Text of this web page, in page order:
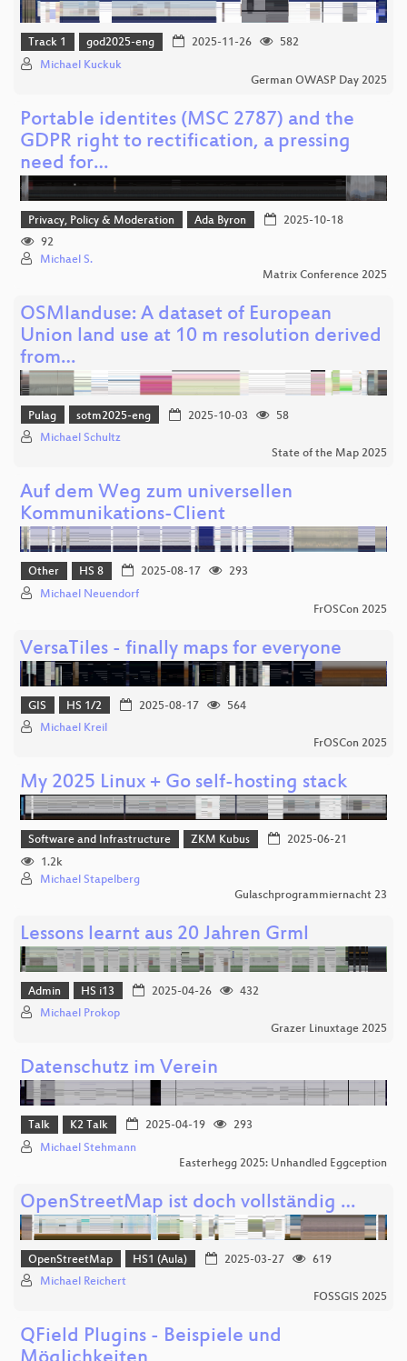
Track 1 god2025-eng 2025-11-26
582
Michael Kuckuk
German OWASP Day 2025
Portable identites (MSC 2787) and the
GDPR right to rectification, a pressing
need for…
Privacy, Policy & Moderation Ada Byron
2025-10-18
92
Michael S.
Matrix Conference 2025
OSMlanduse: A dataset of European
Union land use at 10 m resolution derived
from…
Pulag sotm2025-eng 2025-10-03
58
Michael Schultz
State of the Map 2025
Auf dem Weg zum universellen
Kommunikations-Client
Other HS 8 2025-08-17
293
Michael Neuendorf
FrOSCon 2025
VersaTiles - finally maps for everyone
GIS HS 1/2 2025-08-17
564
Michael Kreil
FrOSCon 2025
My 2025 Linux + Go self-hosting stack
Software and Infrastructure ZKM Kubus
2025-06-21
1.2k
Michael Stapelberg
Gulaschprogrammiernacht 23
Lessons learnt aus 20 Jahren Grml
Admin HS i13 2025-04-26
432
Michael Prokop
Grazer Linuxtage 2025
Datenschutz im Verein
Talk K2 Talk 2025-04-19
293
Michael Stehmann
Easterhegg 2025: Unhandled Eggception
OpenStreetMap ist doch vollständig …
OpenStreetMap HS1 (Aula) 2025-03-27
619
Michael Reichert
FOSSGIS 2025
QField Plugins - Beispiele und